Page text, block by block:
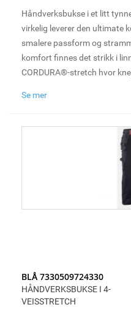
Håndverksbukse i et litt
virkelig leverer den ultimate
smalere passform og
komfort finnes det strikk i
CORDURA®-stretch hvor
venstre side. For økt
arbeidsdager.
Se mer
BLÅ 7330509724330
HÅNDVERKSBUKSE I 4-
VEISSTRETCH